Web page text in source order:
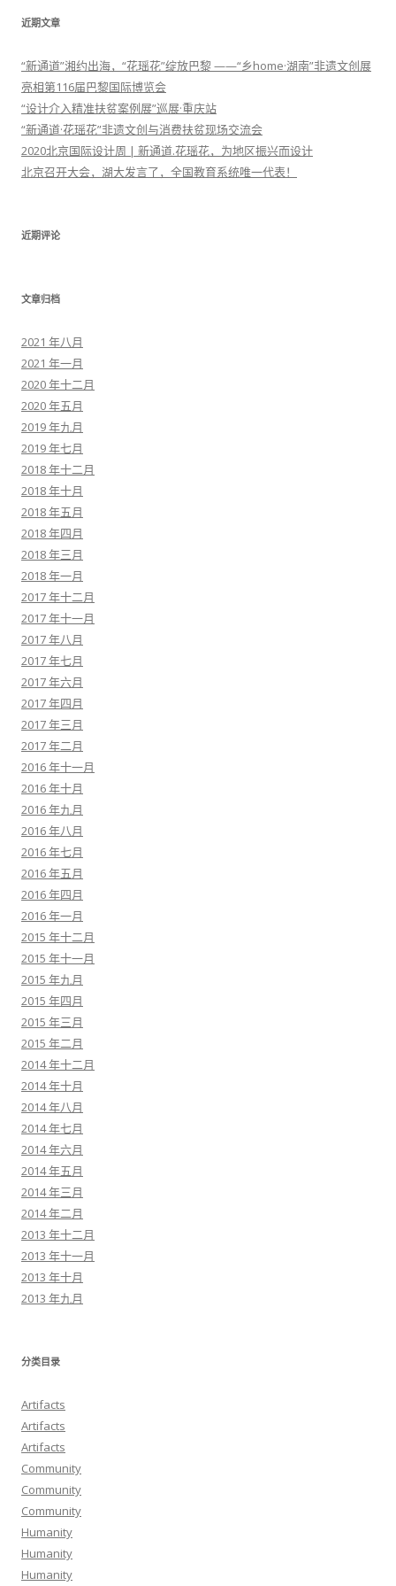
近期文章
“新通道”湘约出海，“花瑶花”绽放巴黎 ——“乡home·湖南”非遗文创展
亮相第116届巴黎国际博览会
“设计介入精准扶贫案例展”巡展·重庆站
“新通道·花瑶花”非遗文创与消费扶贫现场交流会
2020北京国际设计周 | 新通道.花瑶花，为地区振兴而设计
北京召开大会，湖大发言了，全国教育系统唯一代表！
近期评论
文章归档
2021 年八月
2021 年一月
2020 年十二月
2020 年五月
2019 年九月
2019 年七月
2018 年十二月
2018 年十月
2018 年五月
2018 年四月
2018 年三月
2018 年一月
2017 年十二月
2017 年十一月
2017 年八月
2017 年七月
2017 年六月
2017 年四月
2017 年三月
2017 年二月
2016 年十一月
2016 年十月
2016 年九月
2016 年八月
2016 年七月
2016 年五月
2016 年四月
2016 年一月
2015 年十二月
2015 年十一月
2015 年九月
2015 年四月
2015 年三月
2015 年二月
2014 年十二月
2014 年十月
2014 年八月
2014 年七月
2014 年六月
2014 年五月
2014 年三月
2014 年二月
2013 年十二月
2013 年十一月
2013 年十月
2013 年九月
分类目录
Artifacts
Artifacts
Artifacts
Community
Community
Community
Humanity
Humanity
Humanity